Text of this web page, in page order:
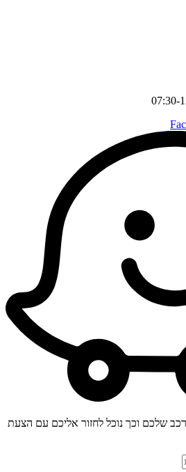
שלכם וכך נוכל לחזור אליכם עם הצעת